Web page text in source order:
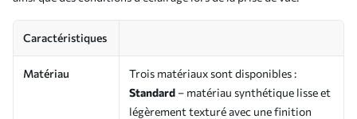
Caractéristiques
Matériau
Trois matériaux sont disponibles :
Standard – matériau synthétique lisse et
légèrement texturé avec une finition